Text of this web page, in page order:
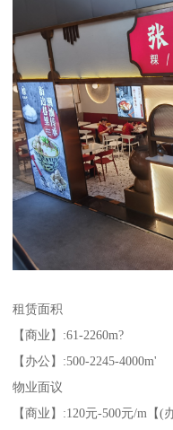
租赁面积
【商业】:61-2260m?
【办公】:500-2245-4000m'
物业面议
【商业】:120元-500元/m【(